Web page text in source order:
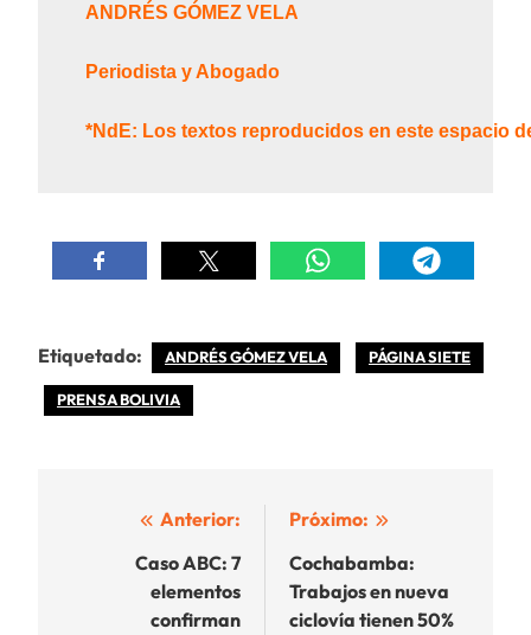
ANDRÉS GÓMEZ VELA
Periodista y Abogado
*NdE: Los textos reproducidos en este espacio
Etiquetado: ANDRÉS GÓMEZ VELA PÁGINA SIETE
PRENSA BOLIVIA
Navegación
entradas
Anterior:
Caso ABC: 7
elementos
confirman
Próximo:
Cochabamba:
Trabajos en nueva
ciclovía tienen 50%